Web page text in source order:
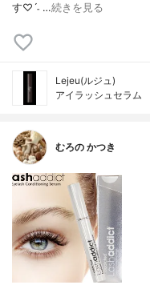
す♡ˊ˗ …続きを見る
Lejeu(ルジュ)
アイラッシュセラム
むろの かつき